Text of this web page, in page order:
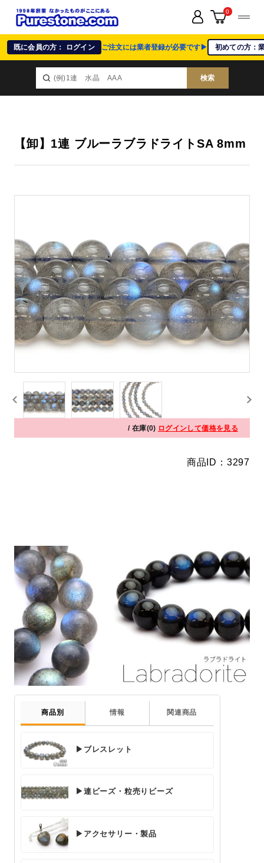
既に会員の方： ログイン ご注文には業者登録が必要です▶ 初めての方：
検索
0
商品別 情報 関連商品
▶ブレスレット
▶連ビーズ・粒売りビーズ
▶アクセサリー・製品
【卸】1連 ブルーラブラドライトSA 8mm
/ 在庫(0) ログインして価格を見る
商品ID：3297